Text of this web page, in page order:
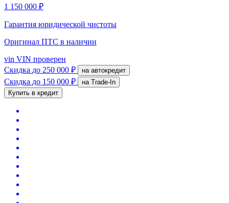
1 150 000 ₽
Гарантия юридической чистоты
Оригинал ПТС в наличии
vin VIN проверен
Скидка до 250 000 ₽ на автокредит
Скидка до 150 000 ₽
на Trade-In
Купить в кредит